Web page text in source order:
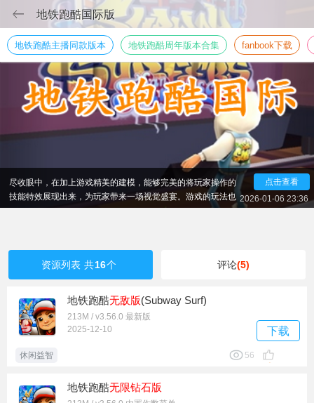
地铁跑酷国际版
对于快节奏的手游比较有代表性的就是赛车竞速、音乐游
戏和跑酷游戏了，而说到跑酷游戏，那么地铁跑酷国际服绝对
具有代表性，这是一款全球经典的跑酷类休闲手游，游戏以地
铁铁轨为背景，支持全球的玩家同台跑酷竞速，在这里，没有
国界，而且还能在跑酷的过程中将沿途的特色地铁和城市美景
尽收眼中，在加上游戏精美的建模，能够完美的将玩家操作的
技能特效展现出来，为玩家带来一场视觉盛宴。游戏的玩法也
非常的简单，主要是考验玩家的操作和手速，玩家在这里能够
全新的跑酷冒险征程吧。
点击查看
2026-01-06 23:36
地铁跑酷主播同款版本 地铁跑酷周年版本合集 fanbook下载
资源列表 共16个 评论(5)
地铁跑酷无敌版(Subway Surf)
213M / v3.56.0 最新版
2025-12-10
下载
休闲益智 56
地铁跑酷无限钻石版